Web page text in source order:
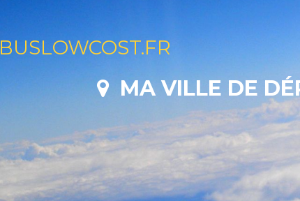
BUSLOWCOST.FR
MA VILLE DE